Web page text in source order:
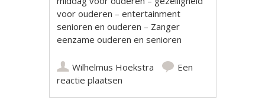
voor ouderen – entertainment
senioren en ouderen – Zanger
eenzame ouderen en senioren
Wilhelmus Hoekstra
Een
reactie plaatsen